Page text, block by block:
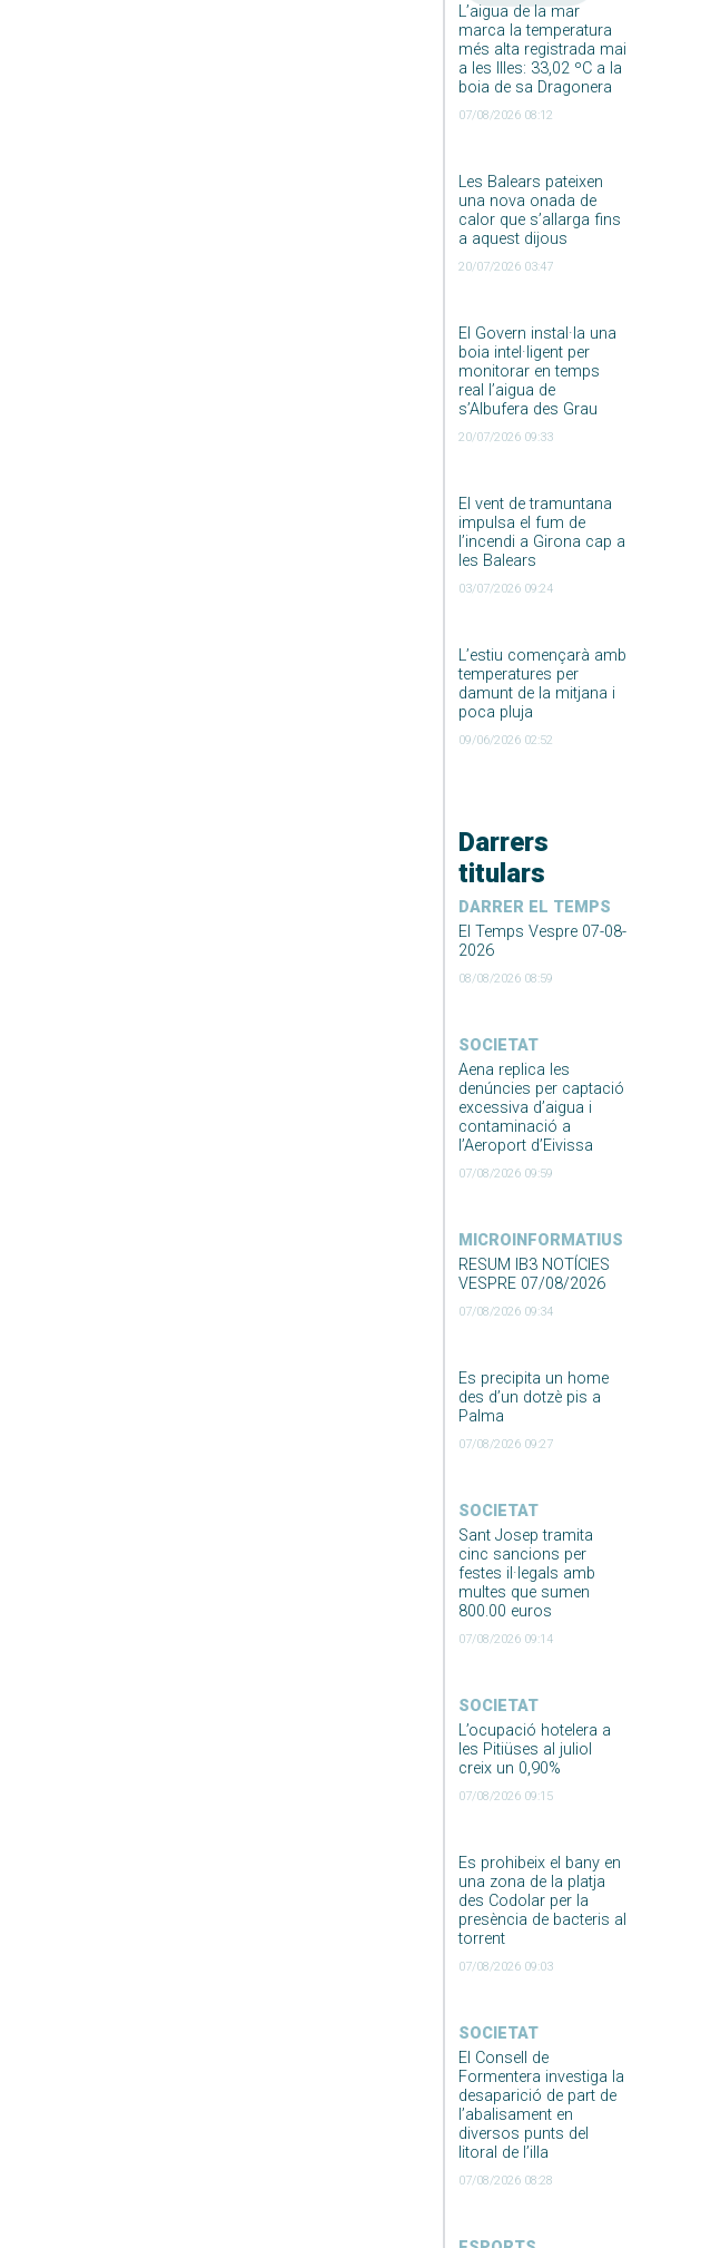
L’aigua de la mar
marca la temperatura
més alta registrada mai
a les Illes: 33,02 ºC a la
boia de sa Dragonera
07/08/2026 08:12
Les Balears pateixen
una nova onada de
calor que s’allarga fins
a aquest dijous
20/07/2026 03:47
El Govern instal·la una
boia intel·ligent per
monitorar en temps
real l’aigua de
s’Albufera des Grau
20/07/2026 09:33
El vent de tramuntana
impulsa el fum de
l’incendi a Girona cap a
les Balears
03/07/2026 09:24
L’estiu començarà amb
temperatures per
damunt de la mitjana i
poca pluja
09/06/2026 02:52
Darrers
titulars
DARRER EL TEMPS
El Temps Vespre 07-08-
2026
08/08/2026 08:59
SOCIETAT
Aena replica les
denúncies per captació
excessiva d’aigua i
contaminació a
l’Aeroport d’Eivissa
07/08/2026 09:59
MICROINFORMATIUS
RESUM IB3 NOTÍCIES
VESPRE 07/08/2026
07/08/2026 09:34
Es precipita un home
des d’un dotzè pis a
Palma
07/08/2026 09:27
SOCIETAT
Sant Josep tramita
cinc sancions per
festes il·legals amb
multes que sumen
800.00 euros
07/08/2026 09:14
SOCIETAT
L’ocupació hotelera a
les Pitiüses al juliol
creix un 0,90%
07/08/2026 09:15
Es prohibeix el bany en
una zona de la platja
des Codolar per la
presència de bacteris al
torrent
07/08/2026 09:03
SOCIETAT
El Consell de
Formentera investiga la
desaparició de part de
l’abalisament en
diversos punts del
litoral de l’illa
07/08/2026 08:28